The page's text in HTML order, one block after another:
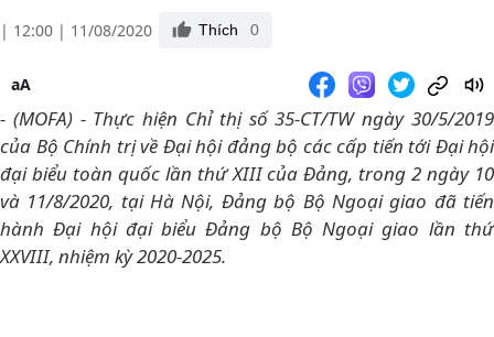
| 12:00 | 11/08/2020 Thích 0
aA
- (MOFA) - Thực hiện Chỉ thị số 35-CT/TW ngày 30/5/2019
của Bộ Chính trị về Đại hội đảng bộ các cấp tiến tới Đại hội
đại biểu toàn quốc lần thứ XIII của Đảng, trong 2 ngày 10
và 11/8/2020, tại Hà Nội, Đảng bộ Bộ Ngoại giao đã tiến
hành Đại hội đại biểu Đảng bộ Bộ Ngoại giao lần thứ
XXVIII, nhiệm kỳ 2020-2025.